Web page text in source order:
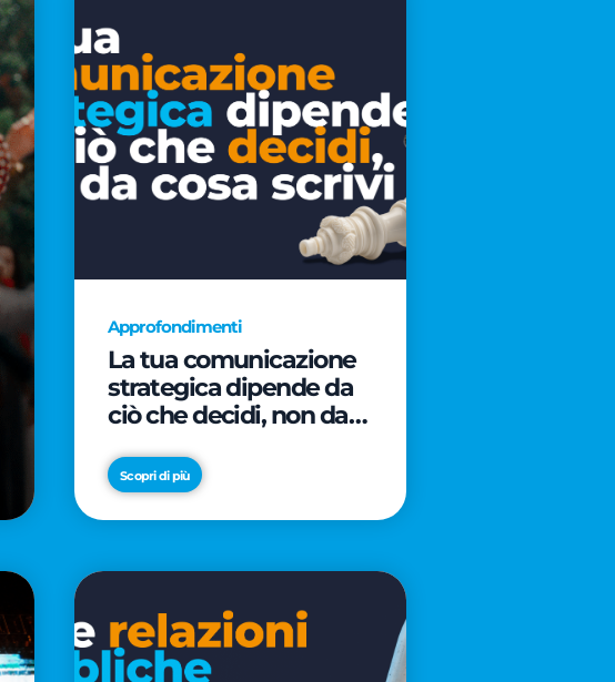
Approfondimenti
La tua comunicazione
strategica dipende da
ciò che decidi, non da
Scopri di più